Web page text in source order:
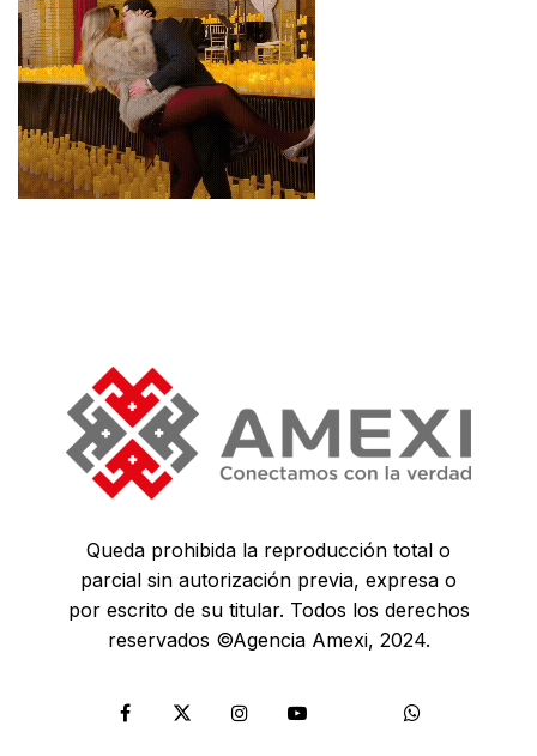
Queda prohibida la reproducción total o
parcial sin autorización previa, expresa o
por escrito de su titular. Todos los derechos
reservados ©Agencia Amexi, 2024.